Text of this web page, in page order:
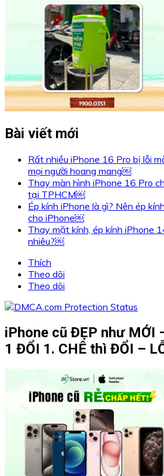
Bài viết mới
Rất nhiều iPhone 16 Pro bị lỗi
mọi người hoang mang￼
Thay màn hình iPhone 16 Pro
tại TPHCM￼
Ép kính iPhone là gì? Nên ép
cho iPhone￼
Thay mặt kính, ép kính iPhone
nhiêu?￼
Thích
Theo dõi
Theo dõi
iPhone cũ ĐẸP như MỚI
1 ĐỔI 1. CHÊ thì ĐỔI –